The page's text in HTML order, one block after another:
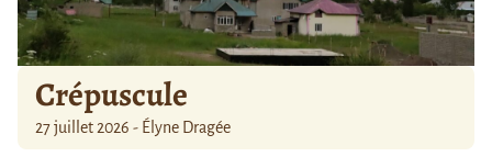
Crépuscule
27 juillet 2026 - Élyne Dragée